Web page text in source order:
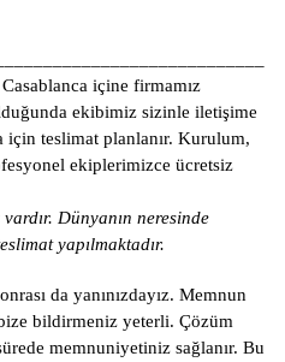
içine firmamız
ekibimiz sizinle iletişime
teslimat planlanır. Kurulum,
ekiplerimizce ücretsiz
vardır. Dünyanın neresinde
yapılmaktadır.
da yanınızdayız. Memnun
bildirmeniz yeterli. Çözüm
memnuniyetiniz sağlanır. Bu